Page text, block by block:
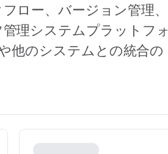
ロー、バージョン管理、
理システムプラットフォ
他のシステムとの統合の